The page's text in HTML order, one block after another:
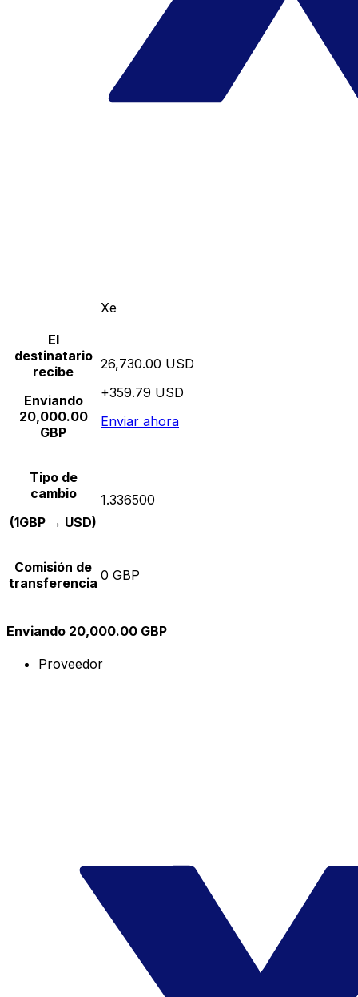
Xe
El
destinatario
recibe
Enviando
20,000.00
GBP
26,730.00 USD
+359.79 USD
Enviar ahora
Tipo de
cambio
(1GBP → USD)
1.336500
Comisión de
transferencia 0 GBP
Enviando 20,000.00 GBP
Proveedor